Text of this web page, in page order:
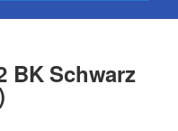
BK Schwarz